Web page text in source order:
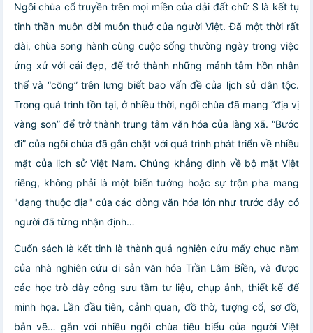
Ngôi chùa cổ truyền trên mọi miền của dải đất chữ S là kết tụ
tinh thần muôn đời muôn thuở của người Việt. Đã một thời rất
dài, chùa song hành cùng cuộc sống thường ngày trong việc
ứng xử với cái đẹp, để trở thành những mảnh tâm hồn nhân
thế và “cõng” trên lưng biết bao vấn đề của lịch sử dân tộc.
Trong quá trình tồn tại, ở nhiều thời, ngôi chùa đã mang “địa vị
vàng son” để trở thành trung tâm văn hóa của làng xã. “Bước
đi” của ngôi chùa đã gắn chặt với quá trình phát triển về nhiều
mặt của lịch sử Việt Nam. Chúng khẳng định về bộ mặt Việt
riêng, không phải là một biến tướng hoặc sự trộn pha mang
"dạng thuộc địa" của các dòng văn hóa lớn như trước đây có
người đã từng nhận định…
Cuốn sách là kết tinh là thành quả nghiên cứu mấy chục năm
của nhà nghiên cứu di sản văn hóa Trần Lâm Biền, và được
các học trò dày công sưu tầm tư liệu, chụp ảnh, thiết kế để
minh họa. Lần đầu tiên, cảnh quan, đồ thờ, tượng cổ, sơ đồ,
bản vẽ… gắn với nhiều ngôi chùa tiêu biểu của người Việt